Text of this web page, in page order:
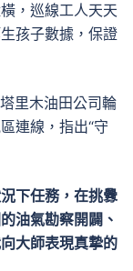
，巡線工人天天
孩子數據，保證
里木油田公司輪
連線，指出“守
下任務，在挑釁
油氣勘察開闢、
大師表現真摯的